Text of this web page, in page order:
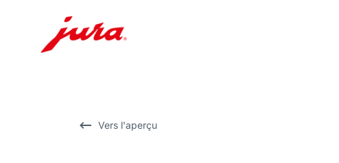
Vers l'aperçu